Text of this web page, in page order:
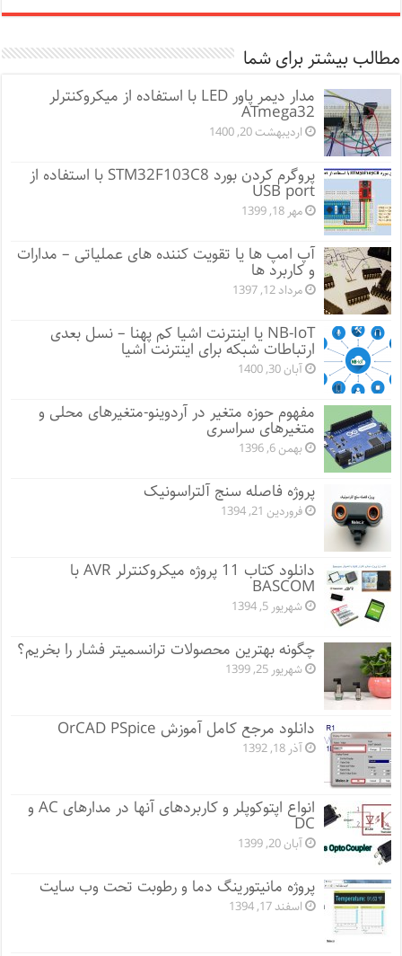
مطالب بیشتر برای شما
مدار دیمر پاور LED با استفاده از میکروکنترلر
ATmega32
اردیبهشت 20, 1400
پروگرم کردن بورد STM32F103C8 با استفاده از
USB port
مهر 18, 1399
آپ امپ ها یا تقویت کننده های عملیاتی – مدارات
و کاربرد ها
مرداد 12, 1397
NB-IoT یا اینترنت اشیا کم پهنا – نسل بعدی
ارتباطات شبکه برای اینترنت اشیا
آبان 30, 1400
مفهوم حوزه متغیر در آردوینو-متغیرهای محلی و
متغیرهای سراسری
بهمن 6, 1396
پروژه فاصله سنج آلتراسونیک
فروردین 21, 1394
دانلود کتاب 11 پروژه میکروکنترلر AVR با
BASCOM
شهریور 5, 1394
چگونه بهترین محصولات ترانسمیتر فشار را بخریم؟
شهریور 25, 1399
دانلود مرجع کامل آموزش OrCAD PSpice
آذر 18, 1392
انواع اپتوکوپلر و کاربردهای آنها در مدارهای AC و
DC
آبان 20, 1399
پروژه مانيتورينگ دما و رطوبت تحت وب سایت
اسفند 17, 1394